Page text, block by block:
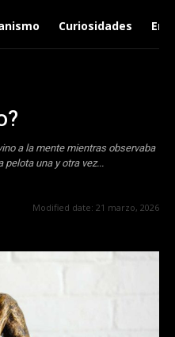
Curiosidades
a la mente mientras observaba
pelota una y otra vez...
Modified date: 21 marzo, 2026